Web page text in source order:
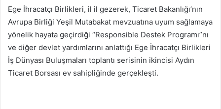
Ege İhracatçı Birlikleri, il il gezerek, Ticaret Bakanlığı’nın
Avrupa Birliği Yeşil Mutabakat mevzuatına uyum sağlamaya
yönelik hayata geçirdiği “Responsible Destek Programı”nı
ve diğer devlet yardımlarını anlattığı Ege İhracatçı Birlikleri
İş Dünyası Buluşmaları toplantı serisinin ikincisi Aydın
Ticaret Borsası ev sahipliğinde gerçekleşti.